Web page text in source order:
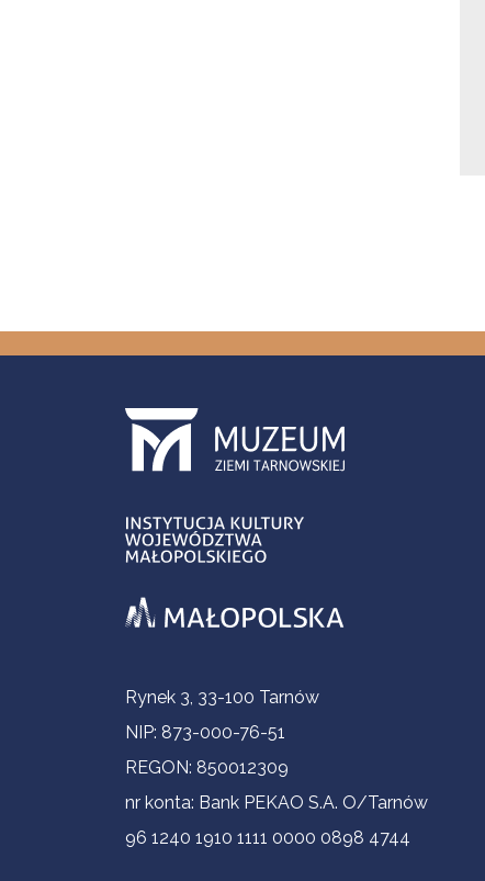
Informacje kontaktowe
Rynek 3, 33-100 Tarnów
NIP: 873-000-76-51
REGON: 850012309
nr konta: Bank PEKAO S.A. O/Tarnów
96 1240 1910 1111 0000 0898 4744